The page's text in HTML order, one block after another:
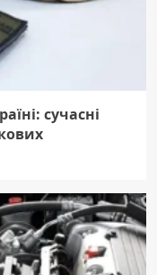
сучасні